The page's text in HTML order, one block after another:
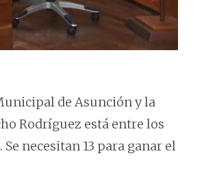
de Asunción y la
Rodríguez está entre los
necesitan 13 para ganar el